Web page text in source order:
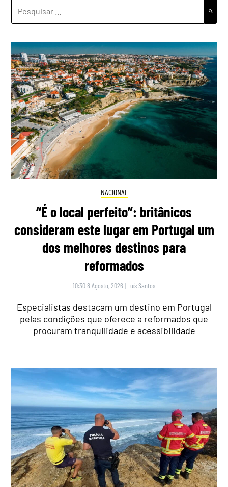
POR:
NACIONAL
“É o local perfeito”: britânicos
consideram este lugar em Portugal um
dos melhores destinos para
reformados
10:30 8 Agosto, 2026 | Luís Santos
Especialistas destacam um destino em Portugal
pelas condições que oferece a reformados que
procuram tranquilidade e acessibilidade